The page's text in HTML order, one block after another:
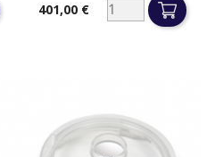
Prix401,00 €